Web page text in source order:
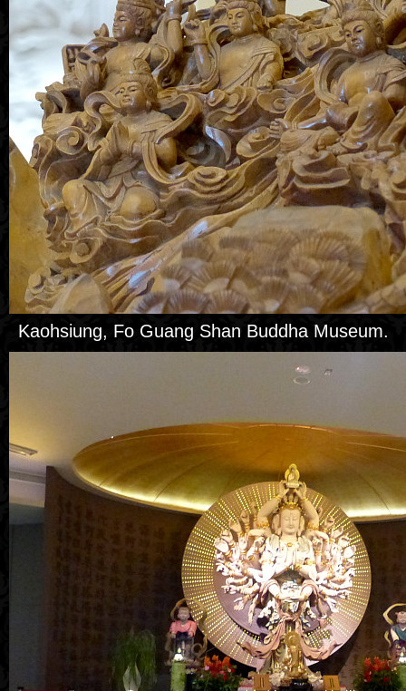
Kaohsiung, Fo Guang Shan Buddha Museum.